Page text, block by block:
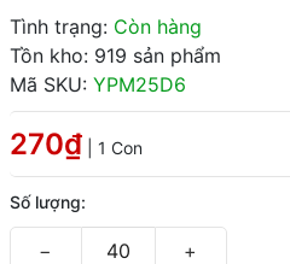
Tình trạng: Còn hàng
Tồn kho: 919 sản phẩm
Mã SKU: YPM25D6
270₫ | 1 Con
Số lượng:
− +